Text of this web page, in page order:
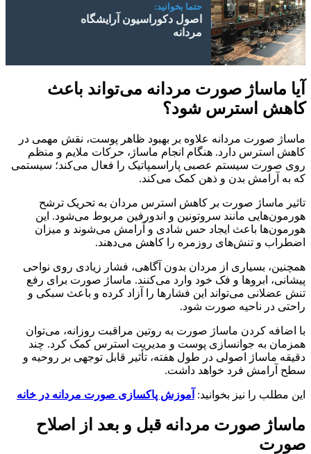
حتما بخوانید:
اصول دکوراسیون آرایشگاه
مردانه
آیا ماساژ صورت مردانه می‌تواند باعث
کاهش استرس شود؟
ماساژ صورت مردانه علاوه بر بهبود ظاهر پوست، نقش مهمی در
کاهش استرس دارد. هنگام انجام ماساژ، حرکات ملایم و منظم
روی صورت سیستم عصبی پاراسمپاتیک را فعال می‌کند؛ سیستمی
که به آرامش بدن و ذهن کمک می‌کند.
تاثیر ماساژ صورت بر کاهش استرس مردان به تحریک ترشح
هورمون‌هایی مانند سروتونین و اندورفین مربوط می‌شود. این
هورمون‌ها باعث ایجاد حس شادی و آرامش می‌شوند و میزان
اضطراب و تنش‌های روزمره را کاهش می‌دهند.
همچنین، بسیاری از مردان بدون آگاهی، فشار زیادی روی نواحی
پیشانی، ابروها و فک خود وارد می‌کنند. ماساژ صورت برای رفع
تنش عضلانی می‌تواند این فشارها را آزاد کرده و باعث سبکی و
راحتی در ناحیه صورت شود.
با اضافه کردن ماساژ صورت به روتین مراقبت روزانه، می‌توان
همزمان به جوانسازی پوست و مدیریت استرس کمک کرد. چند
دقیقه ماساژ اصولی در طول هفته، تأثیر قابل توجهی بر روحیه و
سطح آرامش فرد خواهد داشت.
این مطلب را نیز بخوانید: آموزش پاکسازی صورت مردانه در خانه
ماساژ صورت مردانه قبل و بعد از اصلاح
صورت